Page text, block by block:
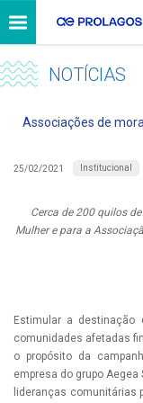
NOTÍCIAS
Associações de
25/02/2021 Institucional
Cerca de 200 quilos
Mulher e para a
Estimular a
comunidades afetadas
o propósito da
empresa do grupo
lideranças comunitárias